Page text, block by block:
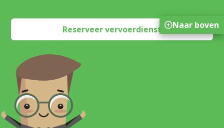
Reserveer vervoerdienst Naar boven